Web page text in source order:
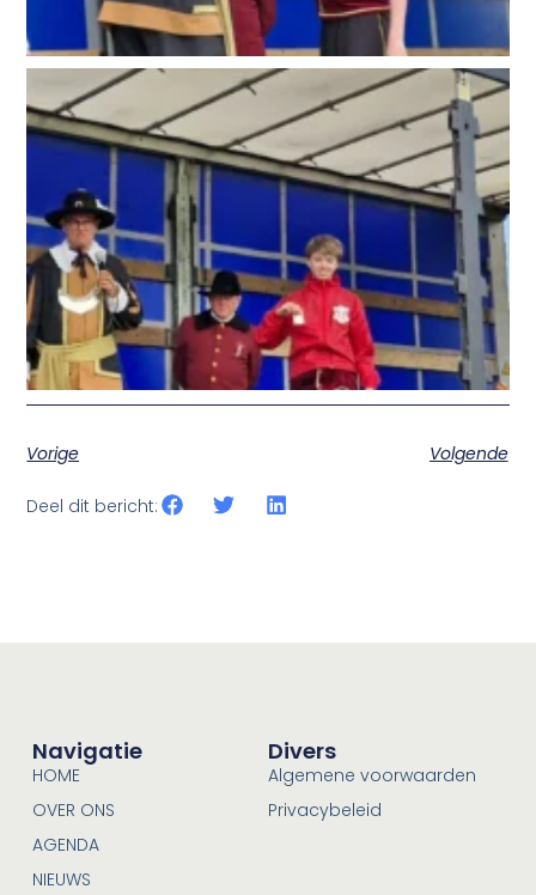
Vorige Volgende
Deel dit bericht:
Navigatie
HOME
OVER ONS
AGENDA
NIEUWS
Divers
Algemene voorwaarden
Privacybeleid